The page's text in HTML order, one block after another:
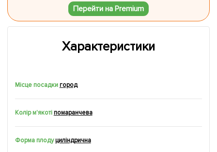
Перейти на Premium
Характеристики
Місце посадки город
Колір м'якоті помаранчева
Форма плодуциліндрична